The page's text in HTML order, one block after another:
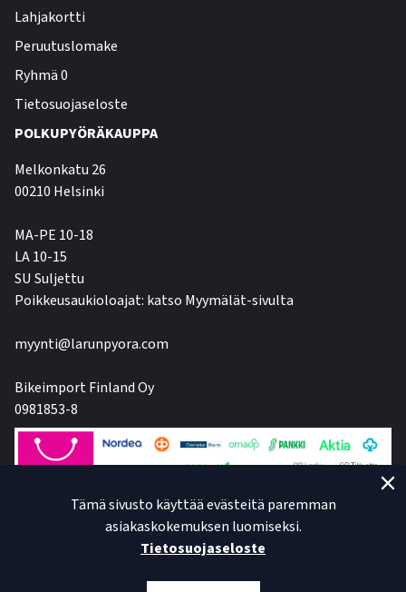
Lahjakortti
Peruutuslomake
Ryhmä 0
Tietosuojaseloste
POLKUPYÖRÄKAUPPA
Melkonkatu 26
00210 Helsinki
MA-PE 10-18
LA 10-15
SU Suljettu
Poikkeusaukioloajat: katso Myymälät-sivulta
myynti@larunpyora.com
Bikeimport Finland Oy
0981853-8
Tämä sivusto käyttää evästeitä paremman
asiakaskokemuksen luomiseksi.
Tietosuojaseloste